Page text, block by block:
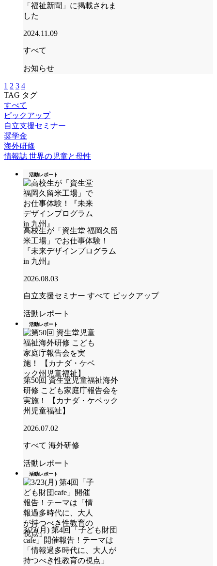
「福祉新聞」に掲載されま
した
2024.11.09
すべて
お知らせ
1 2 3 4
TAG タグ
すべて
ピックアップ
自立支援セミナー
奨学金
海外研修
情報誌 世界の児童と母性
活動レポート
高校生が「資生堂 福岡久留
米工場」でお仕事体験！
『未来デザインプログラム
in 九州』
2026.08.03
自立支援セミナー すべて ピックアップ
活動レポート
活動レポート
第50回 資生堂児童福祉海外
研修 こども家庭庁報告会を
実施！ 【カナダ・ケベック
州児童福祉】
2026.07.02
すべて 海外研修
活動レポート
活動レポート
3/23(月) 第4回「子ども財団
cafe」開催報告！テーマは
「情報過多時代に、大人が
持つべき性教育の視点」